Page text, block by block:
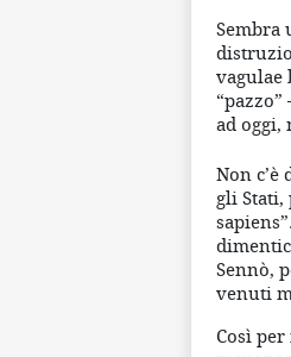
Sembra
vagulae
ad
Non
gli
Sennò,
venuti
Così